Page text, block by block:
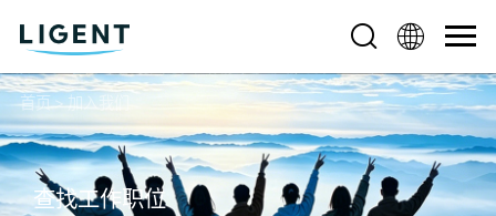
首页>加入我们
查找工作职位